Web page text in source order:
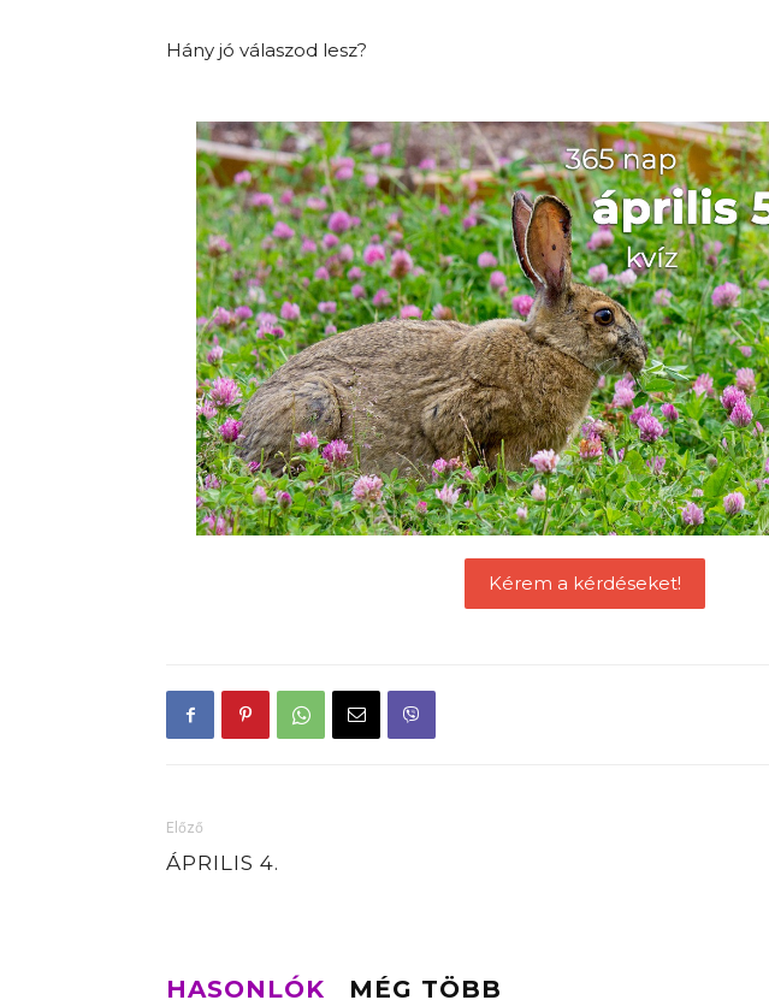
Hány jó válaszod lesz?
Kérem a kérdéseket!
Előző
ÁPRILIS 4.
HASONLÓK MÉG TÖBB